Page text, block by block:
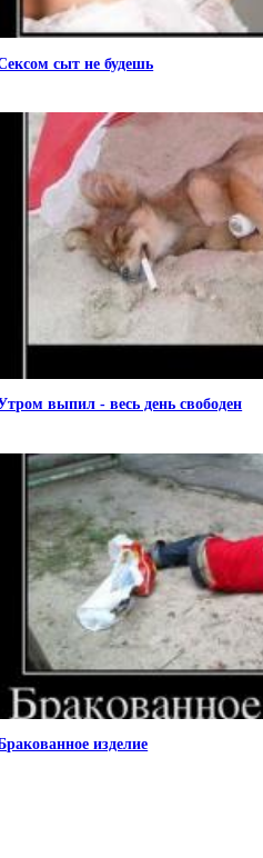
сыт не будешь
выпил - весь день свободен
изделие